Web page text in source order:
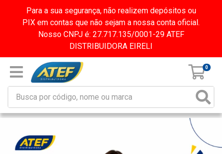
Para a sua segurança, não realizem depósitos ou
PIX em contas que não sejam a nossa conta oficial.
Nosso CNPJ é: 27.717.135/0001-29 ATEF
DISTRIBUIDORA EIRELI
0